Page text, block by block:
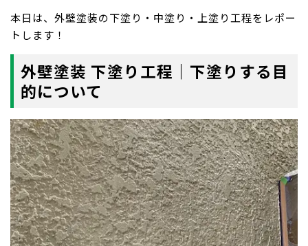
本日は、外壁塗装の下塗り・中塗り・上塗り工程をレポー
トします！
外壁塗装 下塗り工程｜下塗りする目
的について